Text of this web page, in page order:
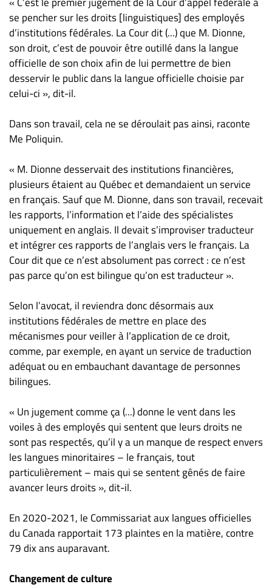
se pencher sur les droits [linguistiques] des employés
d’institutions fédérales. La Cour dit (...) que M. Dionne,
son droit, c’est de pouvoir être outillé dans la langue
officielle de son choix afin de lui permettre de bien
desservir le public dans la langue officielle choisie par
celui-ci », dit-il.
Dans son travail, cela ne se déroulait pas ainsi, raconte
Me Poliquin.
« M. Dionne desservait des institutions financières,
plusieurs étaient au Québec et demandaient un service
en français. Sauf que M. Dionne, dans son travail, recevait
les rapports, l’information et l’aide des spécialistes
uniquement en anglais. Il devait s’improviser traducteur
et intégrer ces rapports de l’anglais vers le français. La
Cour dit que ce n’est absolument pas correct : ce n’est
pas parce qu’on est bilingue qu’on est traducteur ».
Selon l’avocat, il reviendra donc désormais aux
institutions fédérales de mettre en place des
mécanismes pour veiller à l’application de ce droit,
comme, par exemple, en ayant un service de traduction
adéquat ou en embauchant davantage de personnes
bilingues.
« Un jugement comme ça (...) donne le vent dans les
voiles à des employés qui sentent que leurs droits ne
sont pas respectés, qu’il y a un manque de respect envers
les langues minoritaires – le français, tout
particulièrement – mais qui se sentent gênés de faire
avancer leurs droits », dit-il.
En 2020-2021, le Commissariat aux langues officielles
du Canada rapportait 173 plaintes en la matière, contre
79 dix ans auparavant.
Changement de culture